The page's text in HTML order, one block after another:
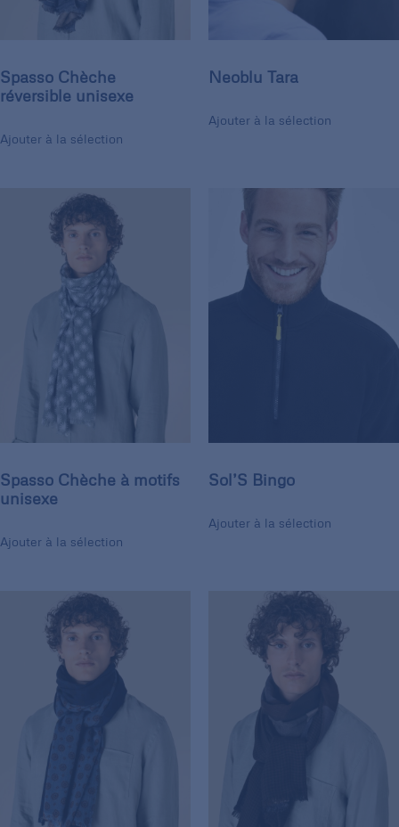
Spasso Chèche
réversible unisexe
Ajouter à la sélection
Neoblu Tara
Ajouter à la sélection
Spasso Chèche à motifs
unisexe
Ajouter à la sélection
Sol’S Bingo
Ajouter à la sélection